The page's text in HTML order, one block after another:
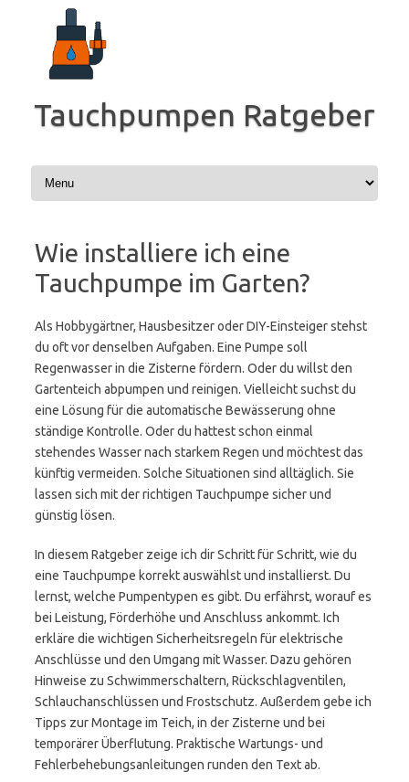
springen
Tauchpumpen Ratgeber
Wie installiere ich eine
Tauchpumpe im Garten?
Als Hobbygärtner, Hausbesitzer oder DIY-Einsteiger stehst
du oft vor denselben Aufgaben. Eine Pumpe soll
Regenwasser in die Zisterne fördern. Oder du willst den
Gartenteich abpumpen und reinigen. Vielleicht suchst du
eine Lösung für die automatische Bewässerung ohne
ständige Kontrolle. Oder du hattest schon einmal
stehendes Wasser nach starkem Regen und möchtest das
künftig vermeiden. Solche Situationen sind alltäglich. Sie
lassen sich mit der richtigen Tauchpumpe sicher und
günstig lösen.
In diesem Ratgeber zeige ich dir Schritt für Schritt, wie du
eine Tauchpumpe korrekt auswählst und installierst. Du
lernst, welche Pumpentypen es gibt. Du erfährst, worauf es
bei Leistung, Förderhöhe und Anschluss ankommt. Ich
erkläre die wichtigen Sicherheitsregeln für elektrische
Anschlüsse und den Umgang mit Wasser. Dazu gehören
Hinweise zu Schwimmerschaltern, Rückschlagventilen,
Schlauchanschlüssen und Frostschutz. Außerdem gebe ich
Tipps zur Montage im Teich, in der Zisterne und bei
temporärer Überflutung. Praktische Wartungs- und
Fehlerbehebungsanleitungen runden den Text ab.